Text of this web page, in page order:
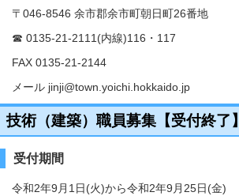
〒046-8546 余市郡余市町朝日町26番地
☎ 0135-21-2111(内線)116・117
FAX 0135-21-2144
メール jinji@town.yoichi.hokkaido.jp
技術（建築）職員募集【受付終了】
受付期間
令和2年9月1日(火)から令和2年9月25日(金)